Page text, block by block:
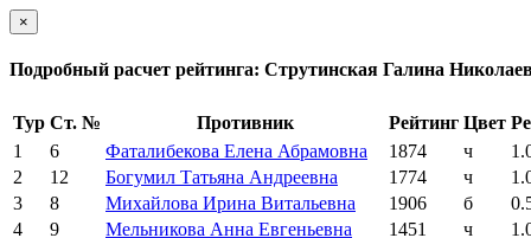
×
Подробный расчет рейтинга: Струтинская Галина
Тур Ст. № Противник Рейтинг Цвет
1
6 Фаталибекова Елена Абрамовна 1874 ч
2
12 Богумил Татьяна Андреевна 1774 ч
3
8 Михайлова Ирина Витальевна 1906 б
4
9 Мельникова Анна Евгеньевна 1451 ч